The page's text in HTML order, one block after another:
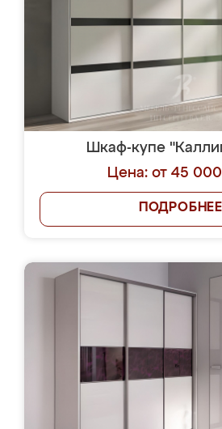
Шкаф-купе
Цена: от 45
ПОДРОБНЕЕ